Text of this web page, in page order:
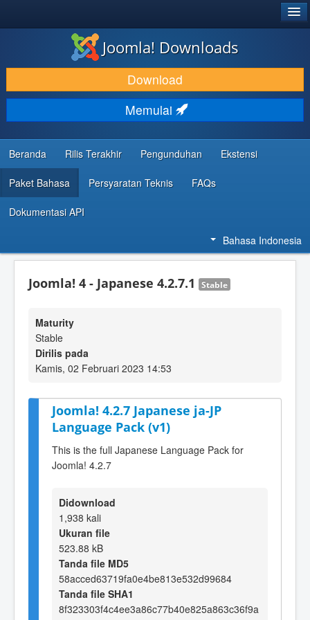
DOWNLOAD & KEMBANGKAN
TEMUKAN & PELAJARI
DUKUNGAN & KOMUNITAS
REFERENSI DEVELOPER
Joomla! Downloads
Download
Memulai
Beranda Rilis Terakhir Pengunduhan Ekstensi
Paket Bahasa Persyaratan Teknis FAQs
Dokumentasi API
Bahasa Indonesia
Joomla! 4 - Japanese 4.2.7.1 Stable
Maturity
Stable
Dirilis pada
Kamis, 02 Februari 2023 14:53
Joomla! 4.2.7 Japanese ja-JP
Language Pack (v1)
This is the full Japanese Language Pack for
Joomla! 4.2.7
Didownload
1,938 kali
Ukuran file
523.88 kB
Tanda file MD5
58acced63719fa0e4be813e532d99684
Tanda file SHA1
8f323303f4c4ee3a86c77b40e825a863c36f9a